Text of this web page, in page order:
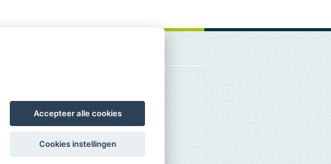
Accepteer alle cookies
Cookies instellingen